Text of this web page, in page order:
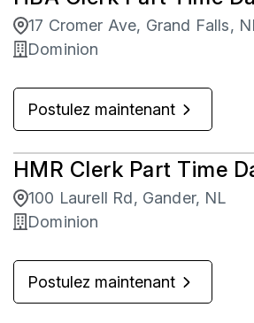
St John's
17 Cromer Ave, Grand Falls,
Dominion
Postulez maintenant
HMR Clerk Part Time
100 Laurell Rd, Gander, NL
Dominion
Postulez maintenant